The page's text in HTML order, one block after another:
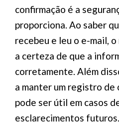
confirmação é a
proporciona. Ao saber
recebeu e leu o e-mail,
a certeza de que a
corretamente. Além
a manter um registro de
pode ser útil em casos
esclarecimentos